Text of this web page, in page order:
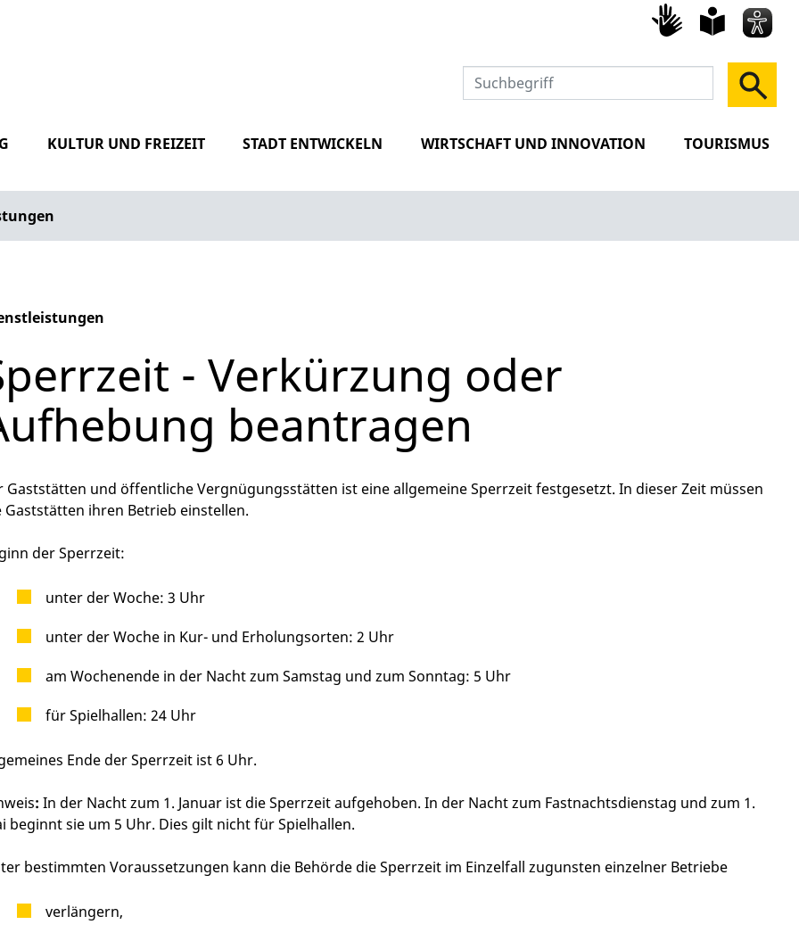
KULTUR UND FREIZEIT STADT ENTWICKELN WIRTSCHAFT UND INNOVATION TOURISMUS
- Verkürzung oder
beantragen
Gaststätten und öffentliche Vergnügungsstätten ist eine allgemeine Sperrzeit festgesetzt. In dieser Zeit müssen
Gaststätten ihren Betrieb einstellen.
der Sperrzeit:
unter der Woche: 3 Uhr
unter der Woche in Kur- und Erholungsorten: 2 Uhr
am Wochenende in der Nacht zum Samstag und zum Sonntag: 5 Uhr
für Spielhallen: 24 Uhr
Ende der Sperrzeit ist 6 Uhr.
: In der Nacht zum 1. Januar ist die Sperrzeit aufgehoben. In der Nacht zum Fastnachtsdienstag und zum 1.
beginnt sie um 5 Uhr. Dies gilt nicht für Spielhallen.
bestimmten Voraussetzungen kann die Behörde die Sperrzeit im Einzelfall zugunsten einzelner Betriebe
verlängern,